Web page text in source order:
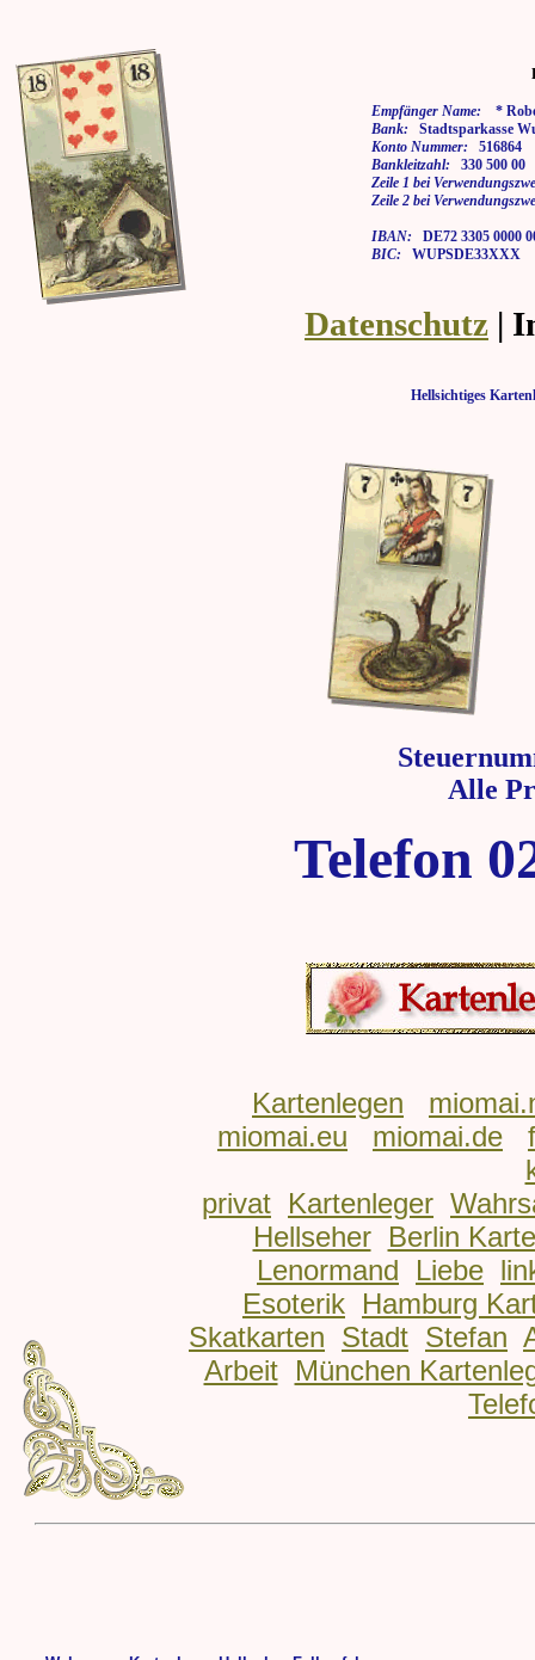
Empfänger Name: *
Bank: Stadtsparkasse
Konto Nummer: 516864
Bankleitzahl: 330 500 00
Zeile 1 bei
Zeile 2 bei
IBAN: DE72 3305 0000
BIC: WUPSDE33XXX
Datenschutz |
Hellsichtiges
Alle
Telefon
Kartenlegen
miomai.eu
miomai.de
privat Kartenleger
Hellseher
Berlin
Lenormand
Liebe
Esoterik Hamburg
Skatkarten Stadt Stefan
Arbeit
München